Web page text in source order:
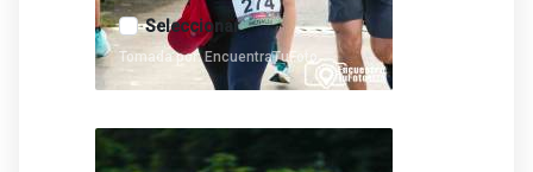
Seleccionar
Tomada por: EncuentraTuFoto